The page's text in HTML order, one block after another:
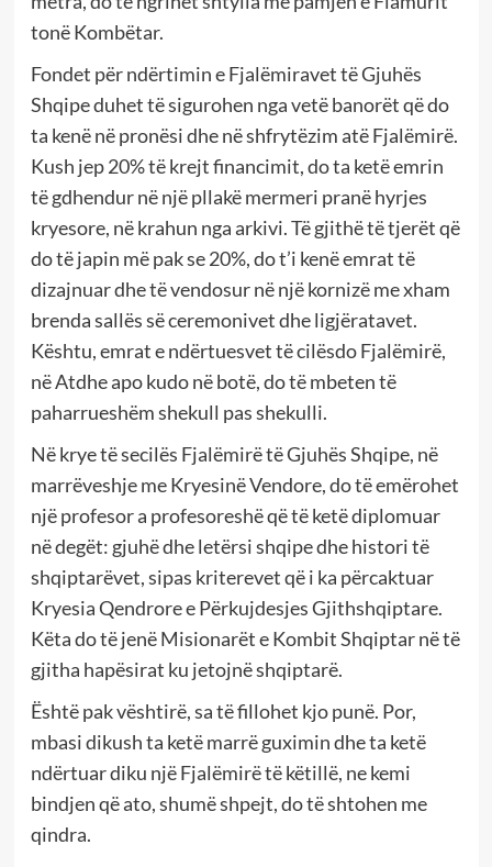
tonë Kombëtar.
Fondet për ndërtimin e Fjalëmiravet të Gjuhës
Shqipe duhet të sigurohen nga vetë banorët që do
ta kenë në pronësi dhe në shfrytëzim atë Fjalëmirë.
Kush jep 20% të krejt financimit, do ta ketë emrin
të gdhendur në një pllakë mermeri pranë hyrjes
kryesore, në krahun nga arkivi. Të gjithë të tjerët që
do të japin më pak se 20%, do t’i kenë emrat të
dizajnuar dhe të vendosur në një kornizë me xham
brenda sallës së ceremonivet dhe ligjëratavet.
Kështu, emrat e ndërtuesvet të cilësdo Fjalëmirë,
në Atdhe apo kudo në botë, do të mbeten të
paharrueshëm shekull pas shekulli.
Në krye të secilës Fjalëmirë të Gjuhës Shqipe, në
marrëveshje me Kryesinë Vendore, do të emërohet
një profesor a profesoreshë që të ketë diplomuar
në degët: gjuhë dhe letërsi shqipe dhe histori të
shqiptarëvet, sipas kriterevet që i ka përcaktuar
Kryesia Qendrore e Përkujdesjes Gjithshqiptare.
Këta do të jenë Misionarët e Kombit Shqiptar në të
gjitha hapësirat ku jetojnë shqiptarë.
Është pak vështirë, sa të fillohet kjo punë. Por,
mbasi dikush ta ketë marrë guximin dhe ta ketë
ndërtuar diku një Fjalëmirë të këtillë, ne kemi
bindjen që ato, shumë shpejt, do të shtohen me
qindra.